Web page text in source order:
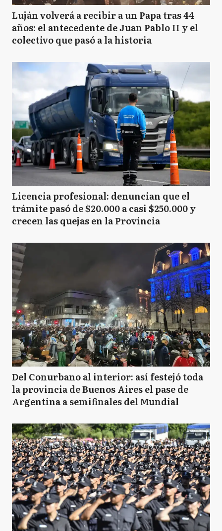
Luján volverá a recibir a un Papa tras 44
años: el antecedente de Juan Pablo II y el
colectivo que pasó a la historia
Licencia profesional: denuncian que el
trámite pasó de $20.000 a casi $250.000 y
crecen las quejas en la Provincia
Del Conurbano al interior: así festejó toda
la provincia de Buenos Aires el pase de
Argentina a semifinales del Mundial